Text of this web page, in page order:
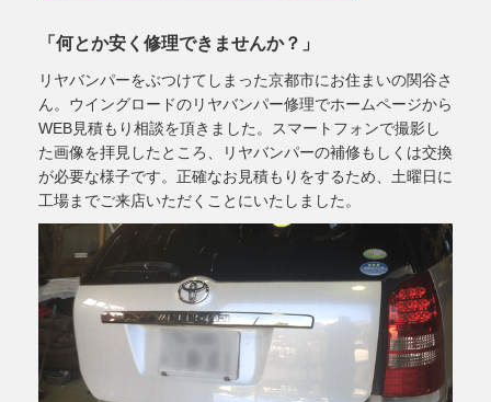
「何とか安く修理できませんか？」
リヤバンパーをぶつけてしまった京都市にお住まいの関谷さ
ん。ウイングロードのリヤバンパー修理でホームページから
WEB見積もり相談を頂きました。スマートフォンで撮影し
た画像を拝見したところ、リヤバンパーの補修もしくは交換
が必要な様子です。正確なお見積もりをするため、土曜日に
工場までご来店いただくことにいたしました。